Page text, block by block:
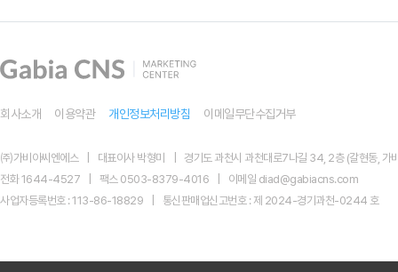
회사소개 이용약관 개인정보처리방침 이메일무단수집거부
㈜가비아씨엔에스 대표이사 박형미
경기도 과천시 과천대로7나길 34, 2층 (갈현동, 가
전화 1644-4527
팩스 0503-8379-4016
이메일 diad@gabiacns.com
사업자등록번호 : 113-86-18829
통신판매업신고번호 : 제 2024-경기과천-0244 호